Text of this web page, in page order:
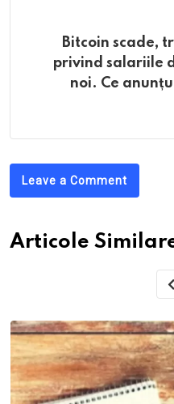
Bitcoin scade,
privind salariile
noi. Ce
Leave a Comment
Articole